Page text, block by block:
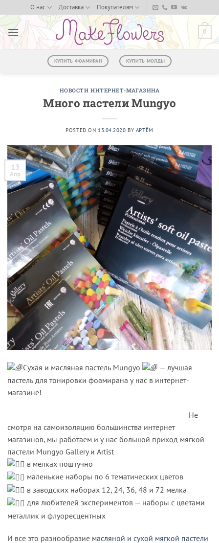
to
content
О нас Доставка Покупателям
0
КУПИТЬ ФОАМИРАН КУПИТЬ МОЛДЫ
НОВОСТИ ИНТЕРНЕТ-МАГАЗИНА
Много пастели Mungyo
POSTED ON 13.04.2020 BY АРТЁМ
13
Апр
Сухая и масляная пастель Mungyo
— лучшая
пастель для тонировки фоамирана у нас в интернет-
магазине!
Не
смотря на самоизоляцию большинства интернет
магазинов, мы работаем и у нас большой приход мягкой
пастели Mungyo Gallery и Artist
в мелках поштучно
маленькие наборы по 6 тематических цветов
в заводских наборах 12, 24, 36, 48 и 72 мелка
для любителей экспериментов — наборы с цветами
металлик и флуоресцентных
И все это разнообразие масляной и сухой мягкой пастели